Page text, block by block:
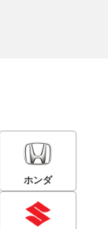
ホンダ